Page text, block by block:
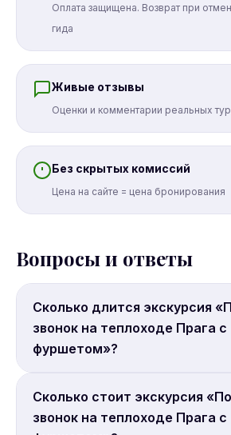
Оплата защищена. Возврат при
гида
Живые отзывы
Оценки и комментарии реальных
Без скрытых комиссий
Цена на сайте = цена бронирования
Вопросы и ответы
Сколько длится экскурсия
звонок на теплоходе Прага с
фуршетом»?
Продолжительность: 3 часа.
Сколько стоит экскурсия
звонок на теплоходе Прага с